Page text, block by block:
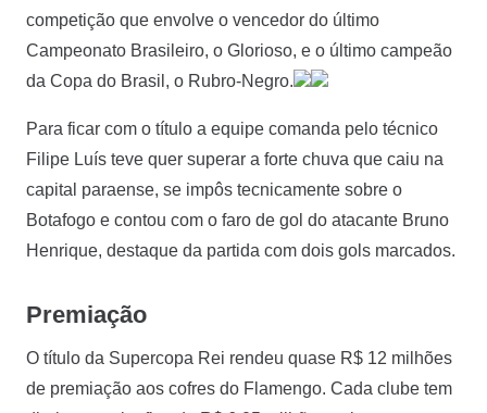
competição que envolve o vencedor do último
Campeonato Brasileiro, o Glorioso, e o último campeão
da Copa do Brasil, o Rubro-Negro.
Para ficar com o título a equipe comanda pelo técnico
Filipe Luís teve quer superar a forte chuva que caiu na
capital paraense, se impôs tecnicamente sobre o
Botafogo e contou com o faro de gol do atacante Bruno
Henrique, destaque da partida com dois gols marcados.
Premiação
O título da Supercopa Rei rendeu quase R$ 12 milhões
de premiação aos cofres do Flamengo. Cada clube tem